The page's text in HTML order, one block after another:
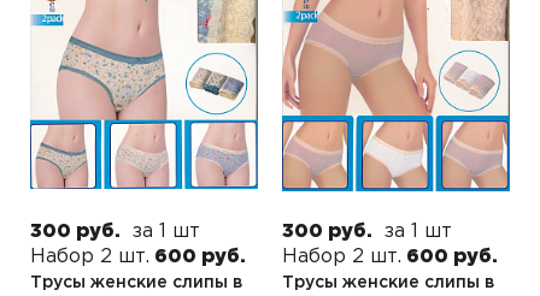
300 руб.
за 1 шт
Набор 2 шт. 600 руб.
Трусы женские слипы в
300 руб.
за 1 шт
Набор 2 шт. 600 руб.
Трусы женские слипы в